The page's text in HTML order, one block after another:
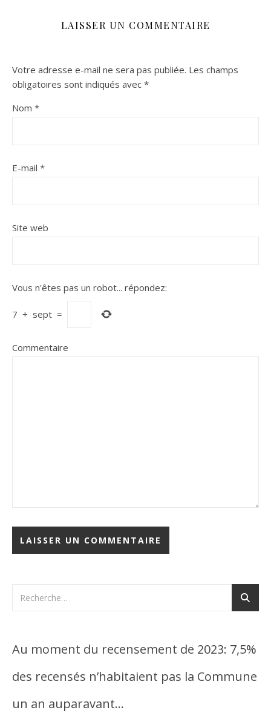
LAISSER UN COMMENTAIRE
Votre adresse e-mail ne sera pas publiée. Les champs
obligatoires sont indiqués avec *
Nom *
E-mail *
Site web
Vous n'êtes pas un robot... répondez:
7 + sept =
Commentaire
Au moment du recensement de 2023: 7,5%
des recensés n’habitaient pas la Commune
un an auparavant…